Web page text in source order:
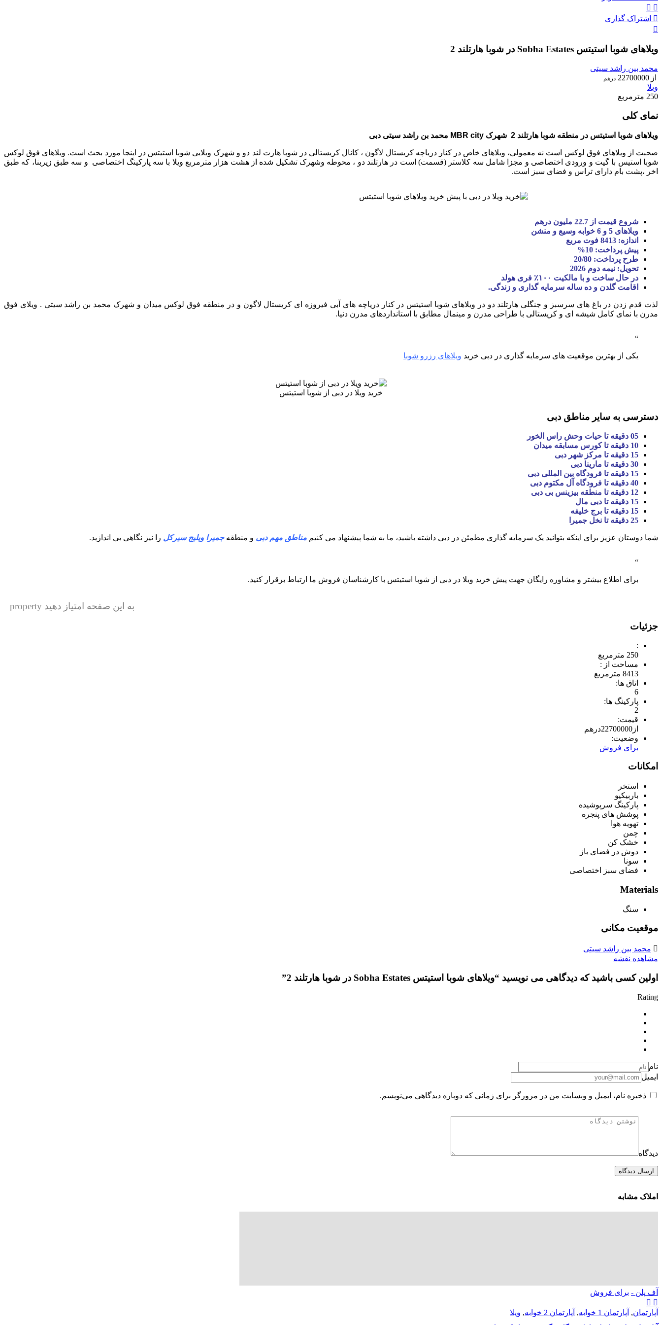
اشتراک گذاری
ویلاهای شوبا استیتس Sobha Estates در شوبا هارتلند 2
محمد بین راشد سیتی
از 22700000 درهم
ویلا
250 مترمربع
نمای کلی
ویلاهای شوبا استیتس در منطقه شوبا هارتلند 2 شهرک MBR city محمد بن راشد سیتی دبی
صحبت از ویلاهای فوق لوکس است نه معمولی، ویلاهای خاص در کنار دریاچه کریستال لاگون ، کانال کریستالی در شوبا هارت لند دو و شهرک ویلایی شوبا استیتس در اینجا مورد بحث است. ویلاهای فوق لوکس
شوبا استیس با گیت و ورودی اختصاصی و مجزا شامل سه کلاستر (قسمت) است در هارتلند دو ، محوطه وشهرک تشکیل شده از هشت هزار مترمربع ویلا با سه پارکینگ اختصاصی و سه طبق زیربنا، که طبق
اخر ،پشت بام دارای تراس و فضای سبز است.
شروع قیمت از 22.7 ملیون درهم
ویلاهای 5 و 6 خوابه وسیع و منشن
اندازه: 8413 فوت مربع
پیش پرداخت: 10%
طرح پرداخت: 20/80
تحویل: نیمه دوم 2026
در حال ساخت و با مالکیت ۱۰۰٪ فری هولد
اقامت گلدن و ده ساله سرمایه گذاری و زندگی.
لذت قدم زدن در باغ های سرسبز و جنگلی هارتلند دو در ویلاهای شوبا استیتس در کنار دریاچه های آبی فیروزه ای کریستال لاگون و در منطقه فوق لوکس میدان و شهرک محمد بن راشد سیتی . ویلای فوق
مدرن با نمای کامل شیشه ای و کریستالی با طراحی مدرن و مینمال مطابق با استانداردهای مدرن دنیا.
یکی از بهترین موقعیت های سرمایه گذاری در دبی خرید ویلاهای رزرو شوبا
خرید ویلا در دبی از شوبا استیتس
دسترسی به سایر مناطق دبی
05 دقیقه تا حیات وحش راس الخور
10 دقیقه تا کورس مسابقه میدان
15 دقیقه تا مرکز شهر دبی
30 دقیقه تا مارینا دبی
15 دقیقه تا فرودگاه بین المللی دبی
40 دقیقه تا فرودگاه آل مکتوم دبی
12 دقیقه تا منطقه بیزینس بی دبی
15 دقیقه تا دبی مال
15 دقیقه تا برج خلیفه
25 دقیقه تا نخل جمیرا
شما دوستان عزیز برای اینکه بتوانید یک سرمایه گذاری مطمئن در دبی داشته باشید، ما به شما پیشنهاد می کنیم مناطق مهم دبی و منطقهجمیرا ویلیج سیرکل را نیز نگاهی بی اندازید.
برای اطلاع بیشتر و مشاوره رایگان جهت پیش خرید ویلا در دبی از شوبا استیتس با کارشناسان فروش ما ارتباط برقرار کنید.
به این صفحه امتیاز دهید property
جزئیات
:
250 مترمربع
مساحت از :
8413 مترمربع
اتاق ها:
6
پارکینگ ها:
2
قیمت:
از 22700000درهم
وضعیت:
برای فروش
امکانات
استخر
باربیکیو
پارکینگ سرپوشیده
پوشش های پنجره
تهویه هوا
چمن
خشک کن
دوش در فضای باز
سونا
فضای سبز اختصاصی
Materials
سنگ
موقعیت مکانی
محمد بین راشد سیتی
مشاهده نقشه
اولین کسی باشید که دیدگاهی می نویسید “ویلاهای شوبا استیتس Sobha Estates در شوبا هارتلند 2”
Rating
نام
ایمیل
ذخیره نام، ایمیل و وبسایت من در مرورگر برای زمانی که دوباره دیدگاهی می‌نویسم.
دیدگاه
املاک مشابه
آف پلن - برای فروش
آپارتمان, آپارتمان 1 خوابه , آپارتمان 2 خوابه , ویلا